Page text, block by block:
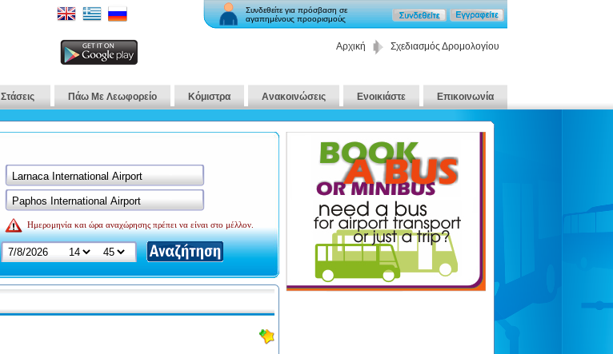
Συνδεθείτε για πρόσβαση σε
αγαπημένους προορισμούς
Αρχική Σχεδιασμός Δρομολογίου
Στάσεις Πάω Με Λεωφορείο Κόμιστρα Ανακοινώσεις Ενοικιάστε Επικοινωνία
Ημερομηνία και ώρα αναχώρησης πρέπει να είναι στο μέλλον.